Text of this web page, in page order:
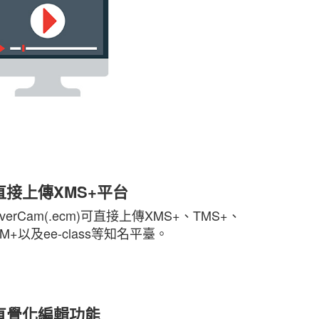
接上傳XMS+平台
可直接上傳XMS+、TMS+、
以及ee-class等知名平臺。
覺化編輯功能